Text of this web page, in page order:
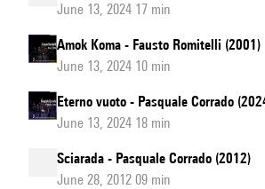
June 13, 2024 17 min
Amok Koma - Fausto Romitelli (2001)
June 13, 2024 10 min
Eterno vuoto - Pasquale Corrado
June 13, 2024 18 min
Sciarada - Pasquale Corrado (2012)
June 28, 2012 09 min